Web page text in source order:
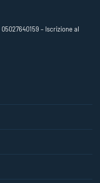
– Iscrizione al